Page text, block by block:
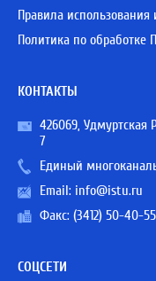
Правила
Политика по обработке
КОНТАКТЫ
426069, Удмуртская
7
Единый
Email: info@istu.ru
Факс: (3412) 50-40-55
СОЦСЕТИ